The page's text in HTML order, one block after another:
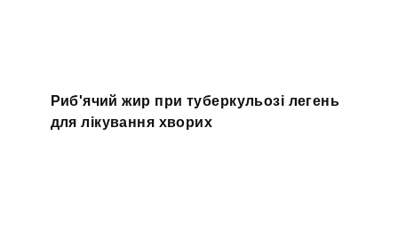
Риб'ячий жир при туберкульозі легень
для лікування хворих